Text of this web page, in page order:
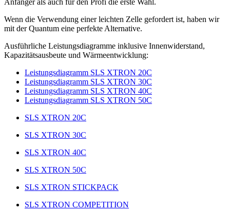
Wenn die Verwendung einer leichten Zelle gefordert ist, haben wir
mit der Quantum eine perfekte Alternative.
Ausführliche Leistungsdiagramme inklusive Innenwiderstand,
Kapazitätsausbeute und Wärmeentwicklung:
Leistungsdiagramm SLS XTRON 20C
Leistungsdiagramm SLS XTRON 30C
Leistungsdiagramm SLS XTRON 40C
Leistungsdiagramm SLS XTRON 50C
SLS XTRON 20C
SLS XTRON 30C
SLS XTRON 40C
SLS XTRON 50C
SLS XTRON STICKPACK
SLS XTRON COMPETITION